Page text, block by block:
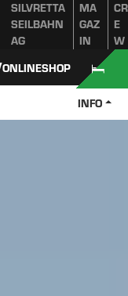
SILVRETTA
SEILBAHN
AG
MA
GAZ
IN
CR
E
W
INFO
ONLINESHOP